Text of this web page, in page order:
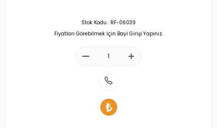
Stok Kodu : RF-06039
Fiyatları Görebilmek İçin Bayi Girişi Yapınız.